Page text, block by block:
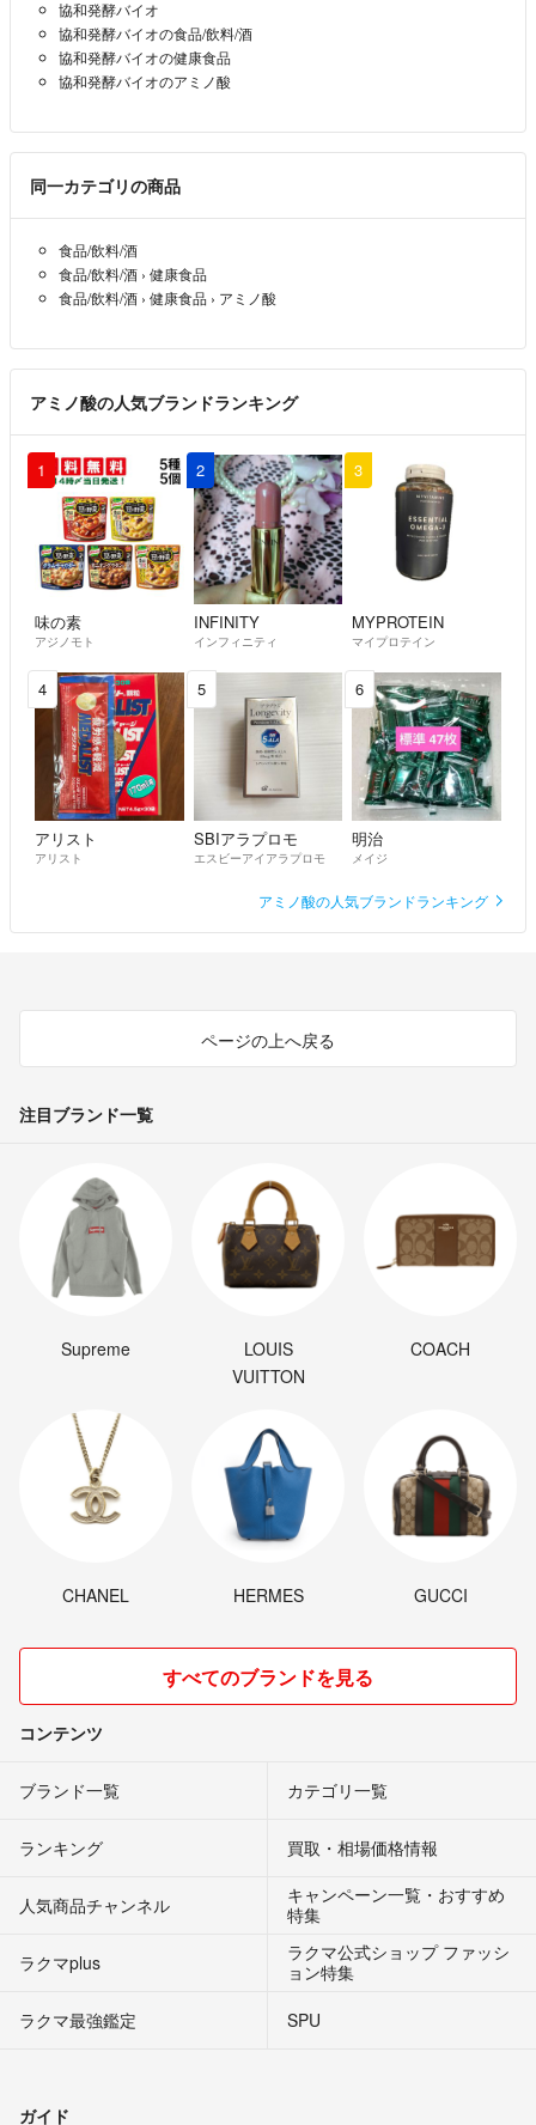
協和発酵バイオ
協和発酵バイオの食品/飲料/酒
協和発酵バイオの健康食品
協和発酵バイオのアミノ酸
同一カテゴリの商品
食品/飲料/酒
食品/飲料/酒 › 健康食品
食品/飲料/酒 › 健康食品 › アミノ酸
アミノ酸の人気ブランドランキング
1
味の素
アジノモト
2
INFINITY
インフィニティ
3
MYPROTEIN
マイプロテイン
4
アリスト
アリスト
5
SBIアラプロモ
エスビーアイアラプロモ
6
明治
メイジ
アミノ酸の人気ブランドランキング
ページの上へ戻る
注目ブランド一覧
Supreme
LOUIS
VUITTON
COACH
CHANEL HERMES GUCCI
すべてのブランドを見る
コンテンツ
ブランド一覧 カテゴリ一覧
ランキング 買取・相場価格情報
人気商品チャンネル
キャンペーン一覧・おすすめ
特集
ラクマplus
ラクマ公式ショップ ファッシ
ョン特集
ラクマ最強鑑定
SPU
ガイド